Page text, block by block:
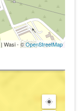
| Wasi - ©OpenStreetMap